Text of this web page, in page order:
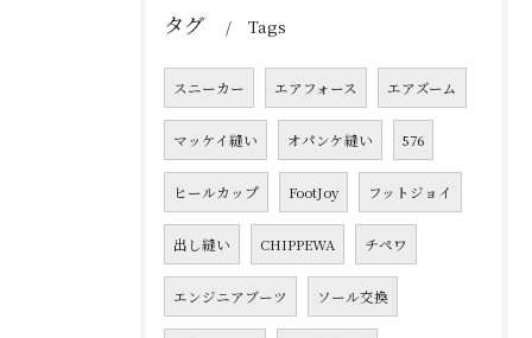
タグ Tags
スニーカー エアフォース エアズーム
マッケイ縫い オパンケ縫い 576
ヒールカップ FootJoy フットジョイ
出し縫い CHIPPEWA チペワ
エンジニアブーツ ソール交換